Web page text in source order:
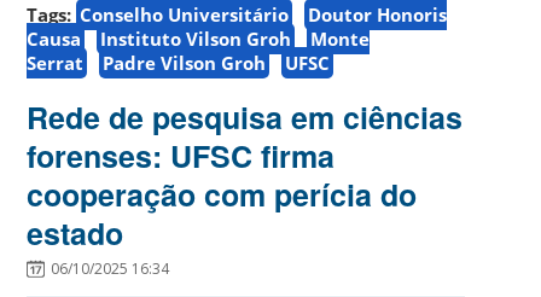
Tags: Conselho Universitário
Doutor Honoris
Causa
Instituto Vilson Groh
Monte
Serrat
Padre Vilson Groh UFSC
Rede de pesquisa em ciências
forenses: UFSC firma
cooperação com perícia do
estado
06/10/2025 16:34